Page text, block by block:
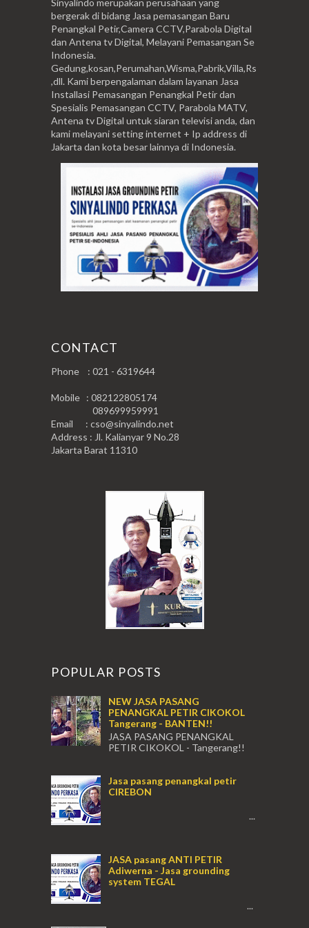
Sinyalindo merupakan perusahaan yang
bergerak di bidang Jasa pemasangan Baru
Penangkal Petir,Camera CCTV,Parabola Digital
dan Antena tv Digital, Melayani Pemasangan Se
Indonesia.
Gedung,kosan,Perumahan,Wisma,Pabrik,Villa,Rs
,dll. Kami berpengalaman dalam layanan Jasa
Installasi Pemasangan Penangkal Petir dan
Spesialis Pemasangan CCTV, Parabola MATV,
Antena tv Digital untuk siaran televisi anda, dan
kami melayani setting internet + Ip address di
Jakarta dan kota besar lainnya di Indonesia.
CONTACT
Phone : 021 - 6319644
Mobile : 082122805174
089699959991
Email : cso@sinyalindo.net
Address : Jl. Kalianyar 9 No.28
Jakarta Barat 11310
POPULAR POSTS
NEW JASA PASANG
PENANGKAL PETIR CIKOKOL
Tangerang - BANTEN!!
JASA PASANG PENANGKAL
PETIR CIKOKOL - Tangerang!!
CIKOKOL TANGERANG ...
Jasa pasang penangkal petir
CIREBON
...
JASA pasang ANTI PETIR
Adiwerna - Jasa grounding
system TEGAL
...